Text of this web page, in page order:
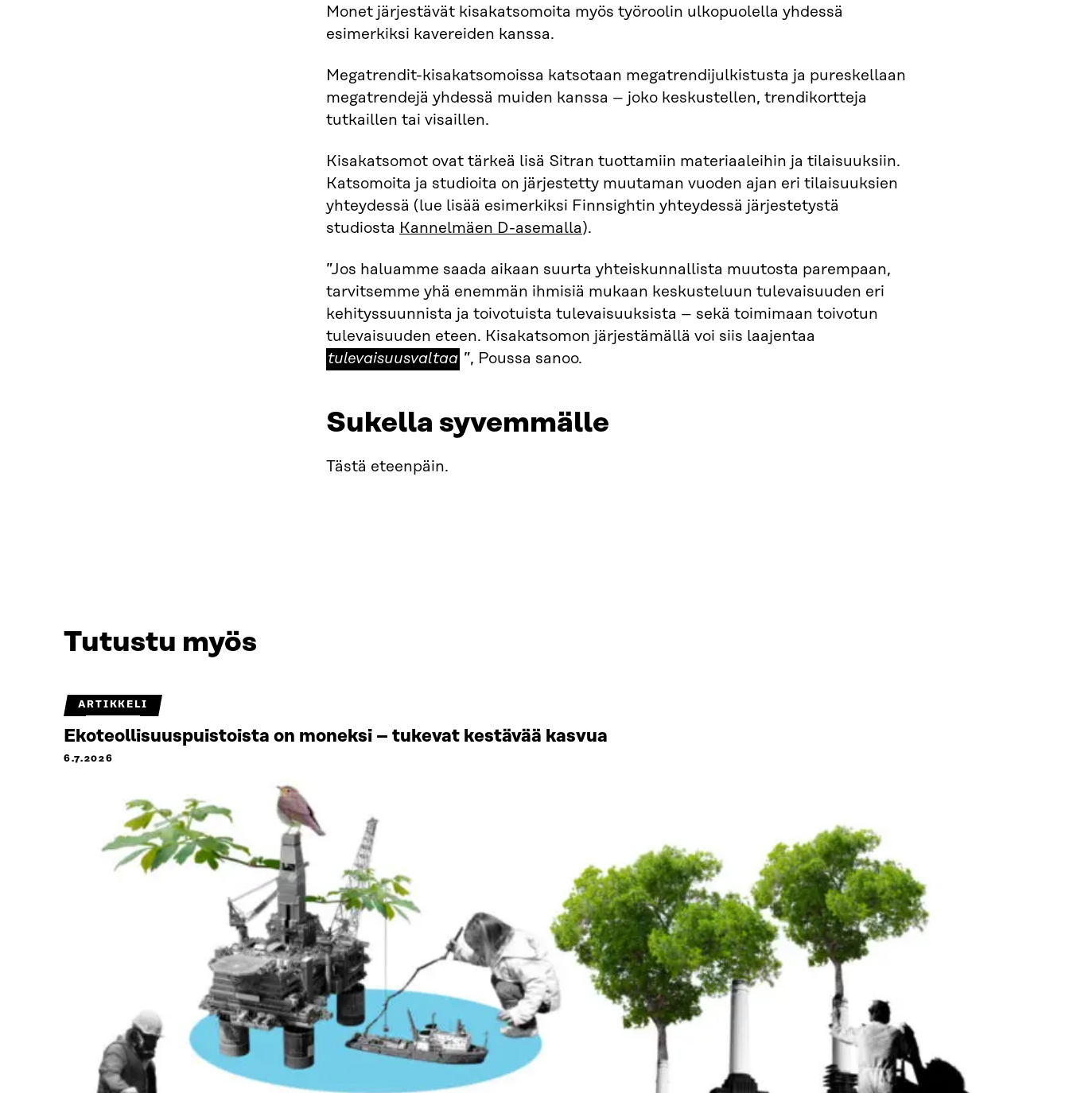
Monet järjestävät kisakatsomoita myös työroolin ulkopuolella yhdessä
esimerkiksi kavereiden kanssa.
Megatrendit-kisakatsomoissa katsotaan megatrendijulkistusta ja pureskellaan
megatrendejä yhdessä muiden kanssa – joko keskustellen, trendikortteja
tutkaillen tai visaillen.
Kisakatsomot ovat tärkeä lisä Sitran tuottamiin materiaaleihin ja tilaisuuksiin.
Katsomoita ja studioita on järjestetty muutaman vuoden ajan eri tilaisuuksien
yhteydessä (lue lisää esimerkiksi Finnsightin yhteydessä järjestetystä
studiosta Kannelmäen D-asemalla).
”Jos haluamme saada aikaan suurta yhteiskunnallista muutosta parempaan,
tarvitsemme yhä enemmän ihmisiä mukaan keskusteluun tulevaisuuden eri
kehityssuunnista ja toivotuista tulevaisuuksista – sekä toimimaan toivotun
tulevaisuuden eteen. Kisakatsomon järjestämällä voi siis laajentaa
tulevaisuusvaltaa ”, Poussa sanoo.
Sukella syvemmälle
Tästä eteenpäin.
Tutustu myös
ARTIKKELI
Ekoteollisuuspuistoista on moneksi – tukevat kestävää kasvua
6.7.2026